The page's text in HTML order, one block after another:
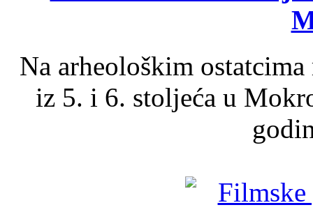
Na arheološkim
iz 5. i 6. stoljeća u